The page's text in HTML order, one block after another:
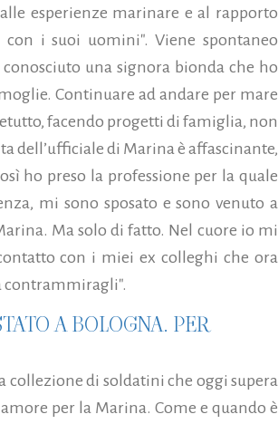
esperienze marinare e al rapporto
i suoi uomini". Viene spontaneo
una signora bionda che ho
Continuare ad andare per mare
facendo progetti di famiglia, non
dell’ufficiale di Marina è affascinante,
ho preso la professione per la quale
mi sono sposato e sono venuto a
Ma solo di fatto. Nel cuore io mi
con i miei ex colleghi che ora
contrammi­ragli".
A BOLOGNA. PER
collezione di soldatini che oggi supera
per la Marina. Come e quando è